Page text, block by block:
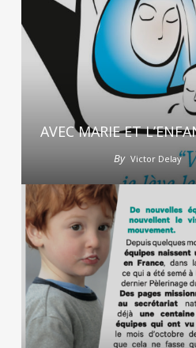
AVEC MARIE ET
By Victor Delay